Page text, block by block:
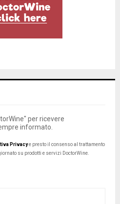
per ricevere
informato.
Privacye presto il consenso al trattamento
su prodotti e servizi DoctorWine.